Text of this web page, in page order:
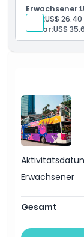
Erwachsener:
Kind:US$ 26.40
Senior:US$
Erwachsener
Gesamt